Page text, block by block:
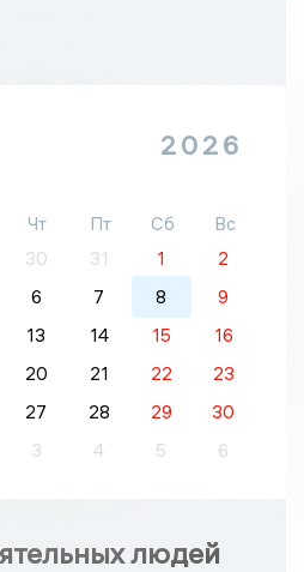
2026
Чт Пт Сб
Вс
30 31 1
2
6 7 8
9
13 14 15
16
20 21 22
23
27 28 29
30
3 4 5 6
людей